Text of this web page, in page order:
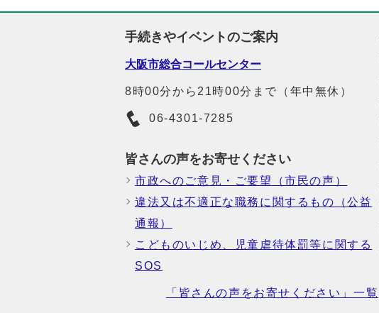
手続きやイベントのご案内
大阪市総合コールセンター
8時00分から21時00分まで（年中無休）
06-4301-7285
皆さんの声をお寄せください
市政へのご意見・ご要望（市民の声）
違法又は不適正な職務に関するもの（公益
通報）
こどものいじめ、児童虐待体罰等に関する
SOS
「皆さんの声をお寄せください」一覧